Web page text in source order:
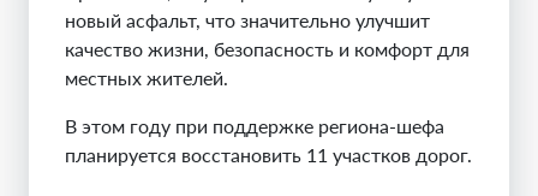
новый асфальт, что значительно улучшит
качество жизни, безопасность и комфорт для
местных жителей.
В этом году при поддержке региона-шефа
планируется восстановить 11 участков дорог.